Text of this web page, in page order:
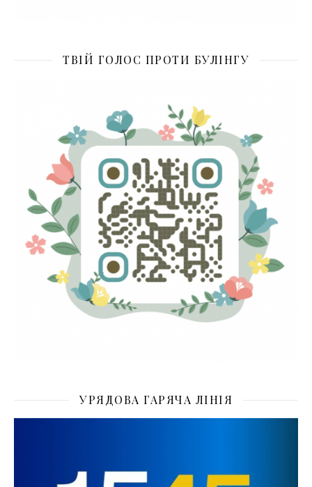
ТВІЙ ГОЛОС ПРОТИ БУЛІНГУ
УРЯДОВА ГАРЯЧА ЛІНІЯ